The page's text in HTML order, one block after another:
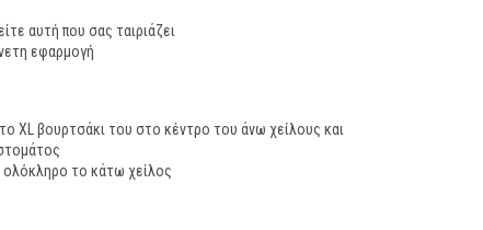
αυτή που σας ταιριάζει
εφαρμογή
XL βουρτσάκι του στο κέντρο του άνω χείλους και
το κάτω χείλος